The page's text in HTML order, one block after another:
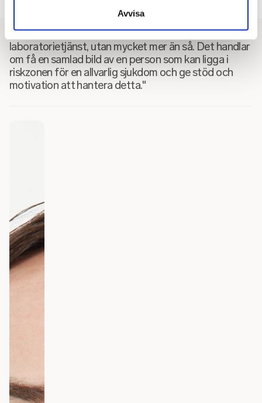
Avvisa
“En hälsoundersökning är inte bara en
laboratorietjänst, utan mycket mer än så. Det handlar
om få en samlad bild av en person som kan ligga i
riskzonen för en allvarlig sjukdom och ge stöd och
motivation att hantera detta."